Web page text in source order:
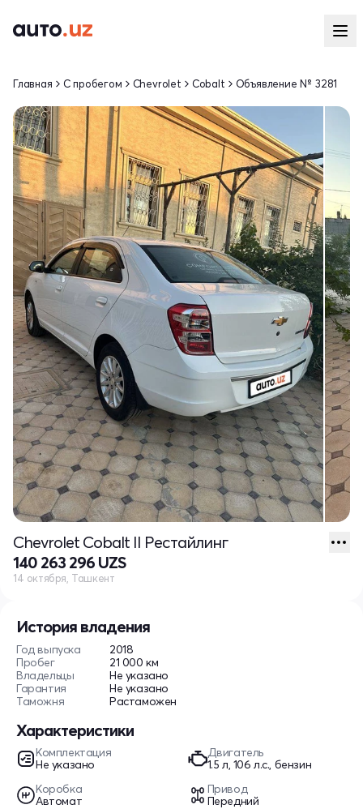
История владения
Год выпуска
2018
Пробег
21 000 км
Владельцы
Не указано
Гарантия
Не указано
Таможня
Растаможен
Характеристики
Комплектация
Не указано
Двигатель
1.5 л, 106 л.с., бензин
Коробка
Автомат
Привод
Передний
Главная С пробегом Chevrolet Cobalt Объявление № 3281
Chevrolet Cobalt II Рестайлинг
140 263 296 UZS
14 октября, Ташкент